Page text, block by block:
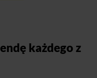
każdego z